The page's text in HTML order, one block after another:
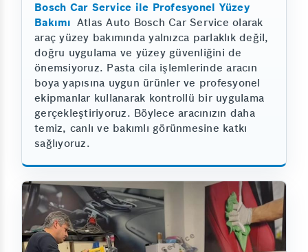
Bosch Car Service ile Profesyonel Yüzey
Bakımı Atlas Auto Bosch Car Service olarak
araç yüzey bakımında yalnızca parlaklık değil,
doğru uygulama ve yüzey güvenliğini de
önemsiyoruz. Pasta cila işlemlerinde aracın
boya yapısına uygun ürünler ve profesyonel
ekipmanlar kullanarak kontrollü bir uygulama
gerçekleştiriyoruz. Böylece aracınızın daha
temiz, canlı ve bakımlı görünmesine katkı
sağlıyoruz.